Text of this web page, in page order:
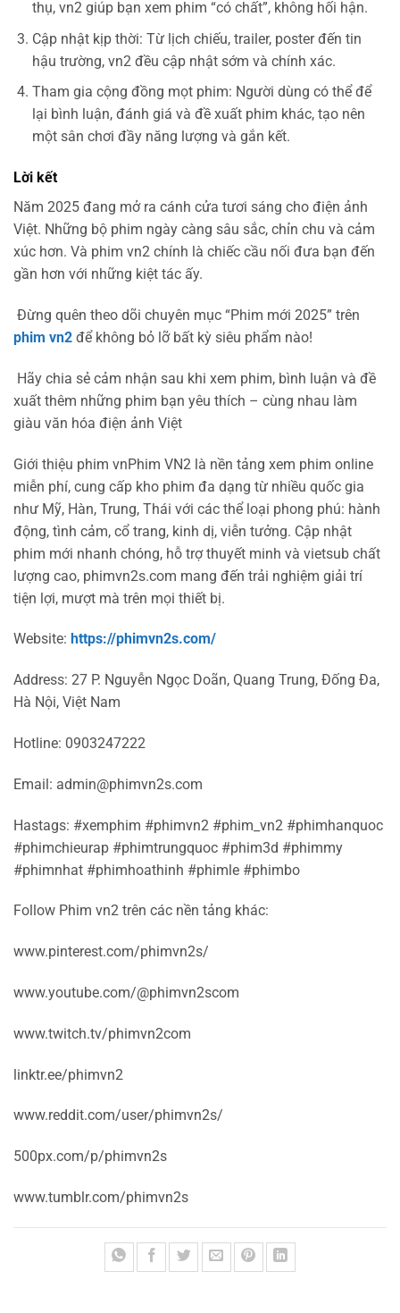
thụ, vn2 giúp bạn xem phim “có chất”, không hối hận.
Cập nhật kịp thời: Từ lịch chiếu, trailer, poster đến tin
hậu trường, vn2 đều cập nhật sớm và chính xác.
Tham gia cộng đồng mọt phim: Người dùng có thể để
lại bình luận, đánh giá và đề xuất phim khác, tạo nên
một sân chơi đầy năng lượng và gắn kết.
Lời kết
Năm 2025 đang mở ra cánh cửa tươi sáng cho điện ảnh
Việt. Những bộ phim ngày càng sâu sắc, chỉn chu và cảm
xúc hơn. Và phim vn2 chính là chiếc cầu nối đưa bạn đến
gần hơn với những kiệt tác ấy.
Đừng quên theo dõi chuyên mục “Phim mới 2025” trên
phim vn2 để không bỏ lỡ bất kỳ siêu phẩm nào!
Hãy chia sẻ cảm nhận sau khi xem phim, bình luận và đề
xuất thêm những phim bạn yêu thích – cùng nhau làm
giàu văn hóa điện ảnh Việt
Giới thiệu phim vnPhim VN2 là nền tảng xem phim online
miễn phí, cung cấp kho phim đa dạng từ nhiều quốc gia
như Mỹ, Hàn, Trung, Thái với các thể loại phong phú: hành
động, tình cảm, cổ trang, kinh dị, viễn tưởng. Cập nhật
phim mới nhanh chóng, hỗ trợ thuyết minh và vietsub chất
lượng cao, phimvn2s.com mang đến trải nghiệm giải trí
tiện lợi, mượt mà trên mọi thiết bị.
Website: https://phimvn2s.com/
Address: 27 P. Nguyễn Ngọc Doãn, Quang Trung, Đống Đa,
Hà Nội, Việt Nam
Hotline: 0903247222
Email: admin@phimvn2s.com
Hastags: #xemphim #phimvn2 #phim_vn2 #phimhanquoc
#phimchieurap #phimtrungquoc #phim3d #phimmy
#phimnhat #phimhoathinh #phimle #phimbo
Follow Phim vn2 trên các nền tảng khác:
www.pinterest.com/phimvn2s/
www.youtube.com/@phimvn2scom
www.twitch.tv/phimvn2com
linktr.ee/phimvn2
www.reddit.com/user/phimvn2s/
500px.com/p/phimvn2s
www.tumblr.com/phimvn2s